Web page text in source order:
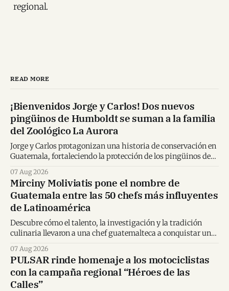
regional.
READ MORE
¡Bienvenidos Jorge y Carlos! Dos nuevos
pingüinos de Humboldt se suman a la familia
del Zoológico La Aurora
Jorge y Carlos protagonizan una historia de conservación en
Guatemala, fortaleciendo la protección de los pingüinos de
07 Aug 2026
Mirciny Moliviatis pone el nombre de
Guatemala entre las 50 chefs más influyentes
de Latinoamérica
Descubre cómo el talento, la investigación y la tradición
culinaria llevaron a una chef guatemalteca a conquistar un
07 Aug 2026
PULSAR rinde homenaje a los motociclistas
con la campaña regional “Héroes de las
Calles”